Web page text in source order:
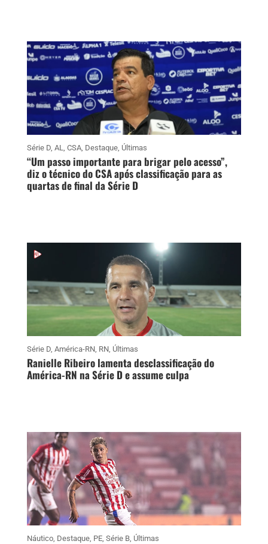
Série D, AL, CSA, Destaque, Últimas
“Um passo importante para brigar pelo acesso”,
diz o técnico do CSA após classificação para as
quartas de final da Série D
Série D, América-RN, RN, Últimas
Ranielle Ribeiro lamenta desclassificação do
América-RN na Série D e assume culpa
Náutico, Destaque, PE, Série B, Últimas